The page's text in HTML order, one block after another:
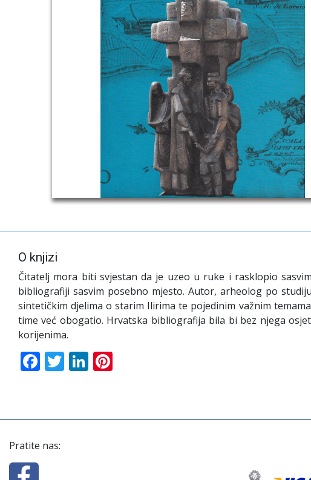
O knjizi
Čitatelj mora biti svjestan da je uzeo u ruke i rasklopio
bibliografiji sasvim posebno mjesto. Autor, arheolog po
sintetičkim djelima o starim Ilirima te pojedinim važnim
time već obogatio. Hrvatska bibliografija bila bi bez njega
korijenima.
Facebook
TwitterLinkedIn
Pratite nas: